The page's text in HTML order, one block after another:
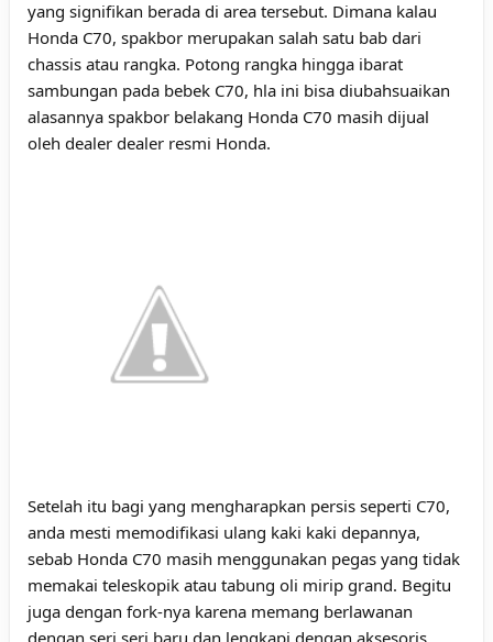
yang signifikan berada di area tersebut. Dimana kalau
Honda C70, spakbor merupakan salah satu bab dari
chassis atau rangka. Potong rangka hingga ibarat
sambungan pada bebek C70, hla ini bisa diubahsuaikan
alasannya spakbor belakang Honda C70 masih dijual
oleh dealer dealer resmi Honda.
Setelah itu bagi yang mengharapkan persis seperti C70,
anda mesti memodifikasi ulang kaki kaki depannya,
sebab Honda C70 masih menggunakan pegas yang tidak
memakai teleskopik atau tabung oli mirip grand. Begitu
juga dengan fork-nya karena memang berlawanan
dengan seri seri baru dan lengkapi dengan aksesoris